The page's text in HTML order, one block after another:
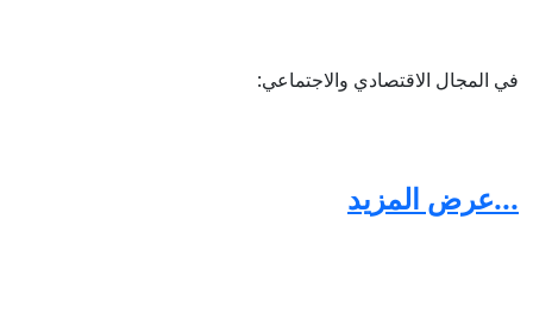
في المجال الاقتصادي والاجتماعي:
ثلاث أسابيع. وهو ما يعني بقاء المواطنين بمنازلهم وعدم توجّههم
...عرض المزيد